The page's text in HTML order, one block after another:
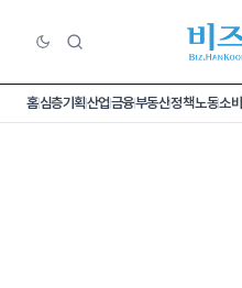
홈심층기획산업금융부동산정책노동소비